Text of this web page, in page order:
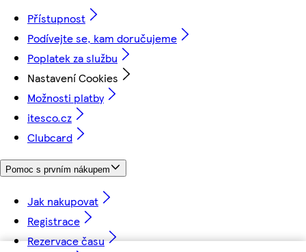
Přístupnost
Podívejte se, kam doručujeme
Poplatek za službu
Nastavení Cookies
Možnosti platby
itesco.cz
Clubcard
Pomoc s prvním nákupem
Jak nakupovat
Registrace
Rezervace času